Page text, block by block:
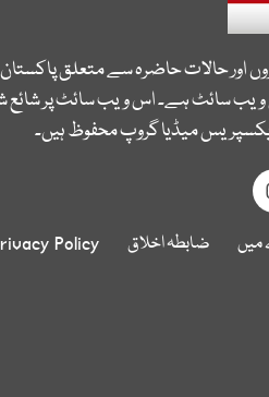
اور حالات حاضرہ سے متعلق
سائٹ ہے۔ اس ویب سائٹ پر شائع
میڈیا گروپ محفوظ ہیں۔
میں ضابطہ اخلاق Policy